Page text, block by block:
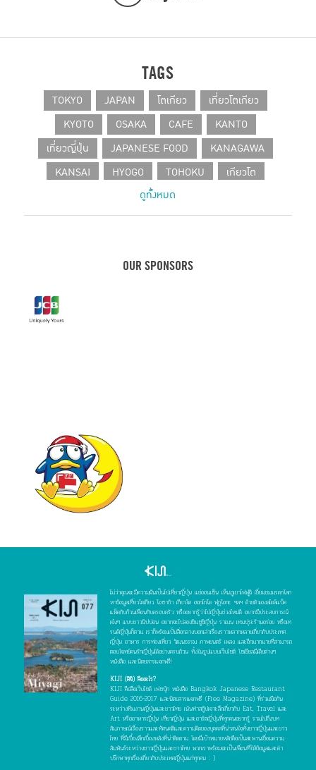
TAGS
TOKYO JAPAN โตเกียว
เที่ยวโตเกียว
KYOTO
OSAKA CAFE
KANTO
เที่ยวญี่ปุ่น
JAPANESE FOOD
KANAGAWA
KANSAI
HYOGO TOHOKU
เกียวโต
CHUBU โอซาก้า
CAFE IN TOKYO
JAPANESE PRODUCT
ชิซูโอกะ กรุงโตเกียว
ดูทั้งหมด
OUR SPONSORS
ไม่ว่าคุณจะมีความฝันเป็นไปเที่ยวญี่ปุ่น แช่ออนเซ็น เห็นภูเขาไฟฟูจิ เยี่ยมชมมรดกโลก
หาข้อมูลเที่ยวโตเกียว โอซาก้า เกียวโต ฮอกไกโด ฟุกุโอกะ ฯลฯ ด้วยตัวเองสไตล์แบ็ค
แพ็คกับก๊วนเพื่อนกับครอบครัว หรืออยากรู้ว่าไปญี่ปุ่นช่วงไหนดี อยากมีประสบการณ์
เจ๋งๆ แบบชาวนิปปอน อยากจะไปลองชิมซูชิญี่ปุ่น ราเมน เทมปุระร้านอร่อย หรือเท
รนด์ญี่ปุ่นก็ตาม เราก็พร้อมเป็นสื่อกลางบอกเล่าเรื่องราวหลากหลายเกี่ยวกับประเทศ
ญี่ปุ่น อาหาร การท่องเที่ยว วัฒนธรรม ภาพยนตร์ เพลง และอีกมากมายที่สามารถ
ตอบโจทย์คนรักญี่ปุ่นได้อย่างครบถ้วน ทั้งในรูปแบบเว็บไซต์ โซเชียลมีเดียต่างๆ
หนังสือ และนิตยสารแจกฟรี!
KIJI (คิจิ) คืออะไร?
KIJI คือสื่อเว็บไซต์ เฟซบุ๊ก หนังสือ Bangkok Japanese Restaurant
Guide 2016-2017 และนิตยสารแจกฟรี (Free Magazine) ที่ร่วมมือกัน
ระหว่างทีมงานญี่ปุ่นและชาวไทย เน้นทำสกู๊ปเจาะลึกเกี่ยวกับ Eat, Travel และ
Art หรืออาหารญี่ปุ่น เที่ยวญี่ปุ่น และอาร์ตญี่ปุ่นที่ทุกคนอยากรู้ รวมไปถึงบท
สัมภาษณ์เรื่องราวและทัศนคติและความคิดของบุคคลที่น่าสนใจทั้งชาวญี่ปุ่นและชาว
ไทย ที่มีเบื้องลึกเบื้องหลังที่น่าติดตาม โดยมีเป้าหมายหลักคือเป็นสะพานเชื่อมความ
สัมพันธ์ระหว่างชาวญี่ปุ่นและชาวไทย พวกเราพร้อมจะเป็นเพื่อนที่ให้ข้อมูลและคำ
ปรึกษาทุกเรื่องเกี่ยวกับประเทศญี่ปุ่นแก่ทุกคน : )